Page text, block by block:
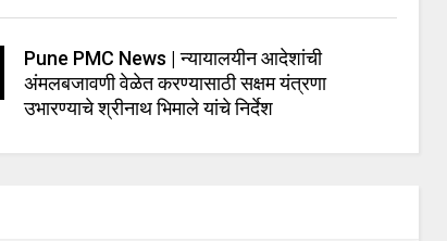
Pune PMC News | न्यायालयीन आदेशांची
अंमलबजावणी वेळेत करण्यासाठी सक्षम यंत्रणा
उभारण्याचे श्रीनाथ भिमाले यांचे निर्देश